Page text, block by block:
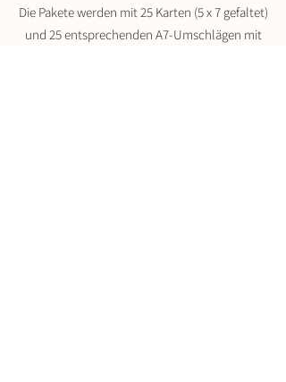
Die Pakete werden mit 25 Karten (5 x 7 gefaltet)
und 25 entsprechenden A7-Umschlägen mit